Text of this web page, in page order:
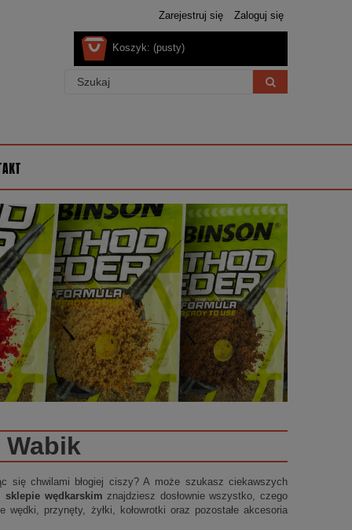
Zarejestruj się Zaloguj się
Koszyk: (pusty)
Wabik
się chwilami błogiej ciszy? A może szukasz ciekawszych
sklepie wędkarskim znajdziesz dosłownie wszystko, czego
przynęty, żyłki, kołowrotki oraz pozostałe akcesoria